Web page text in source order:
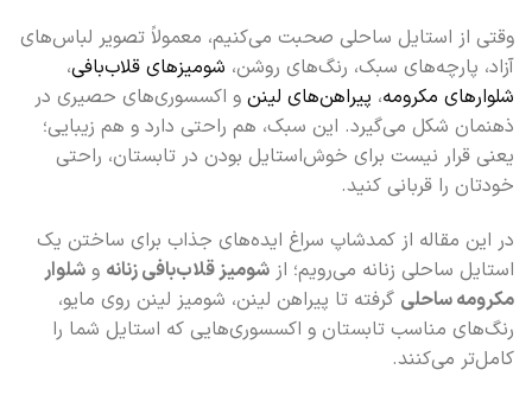
وقتی از استایل ساحلی صحبت می‌کنیم، معمولاً تصویر لباس‌های
آزاد، پارچه‌های سبک، رنگ‌های روشن، شومیزهای قلاب‌بافی،
شلوارهای مکرومه، پیراهن‌های لیننو اکسسوری‌های حصیری در
ذهنمان شکل می‌گیرد. این سبک، هم راحتی دارد و هم زیبایی؛
یعنی قرار نیست برای خوش‌استایل بودن در تابستان، راحتی
خودتان را قربانی کنید.
در این مقاله از کمدشاپ سراغ ایده‌های جذاب برای ساختن یک
استایل ساحلی زنانه می‌رویم؛ از شومیز قلاب‌بافی زنانهو شلوار
مکرومه ساحلیگرفته تا پیراهن لینن، شومیز لینن روی مایو،
رنگ‌های مناسب تابستان و اکسسوری‌هایی که استایل شما را
کامل‌تر می‌کنند.